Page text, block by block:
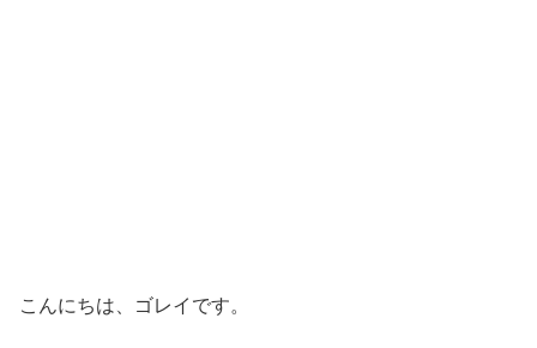
こんにちは、ゴレイです。